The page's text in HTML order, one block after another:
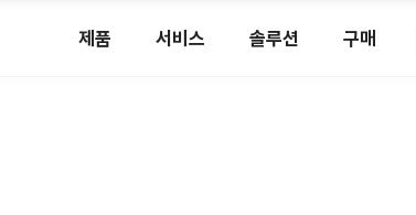
제품 서비스 솔루션 구매